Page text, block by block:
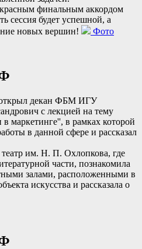
финальным аккордом
сессия будет успешной, а
новых вершин!
Фото
декан ФБМ ИГУ
с лекцией на тему
маркетинге'', в рамках которой
в данной сфере и рассказал
им. Н. П. Охлопкова, где
части, познакомила
залами, расположенными в
искусства и рассказала о